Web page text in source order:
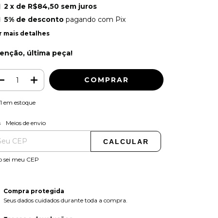
2 x de R$84,50 sem juros
5% de descontopagando com Pix
mais detalhes
última peça!
1 em estoque
para o CEP:
Meios de envio
CALCULAR
sei meu CEP
Compra protegida
Seus dados cuidados durante toda a compra.